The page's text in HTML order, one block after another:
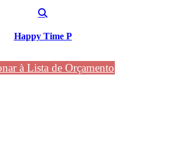
Happy Time P
à Lista de Orçamento